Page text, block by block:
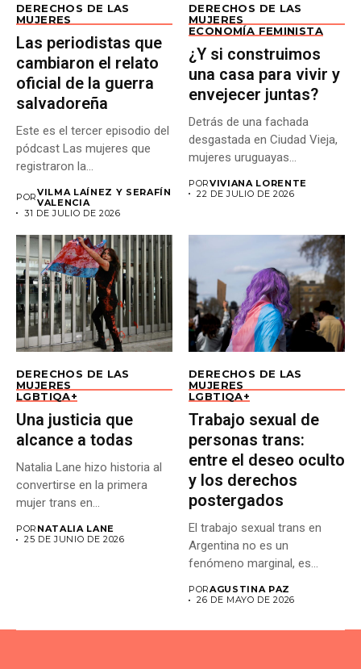
DERECHOS DE LAS
MUJERES
Las periodistas que
cambiaron el relato
oficial de la guerra
salvadoreña
Este es el tercer episodio del
pódcast Las mujeres que
registraron la...
PORVILMA LAÍNEZ Y SERAFÍN
VALENCIA
31 DE JULIO DE 2026
DERECHOS DE LAS
MUJERES
ECONOMÍA FEMINISTA
¿Y si construimos
una casa para vivir y
envejecer juntas?
Detrás de una fachada
desgastada en Ciudad Vieja,
mujeres uruguayas
PORVIVIANA LORENTE
22 DE JULIO DE 2026
DERECHOS DE LAS
MUJERES
LGBTIQA+
Una justicia que
alcance a todas
Natalia Lane hizo historia al
convertirse en la primera
mujer trans en...
POR NATALIA LANE
25 DE JUNIO DE 2026
DERECHOS DE LAS
MUJERES
LGBTIQA+
Trabajo sexual de
personas trans:
entre el deseo oculto
y los derechos
postergados
El trabajo sexual trans en
Argentina no es un
fenómeno marginal, es...
PORAGUSTINA PAZ
26 DE MAYO DE 2026